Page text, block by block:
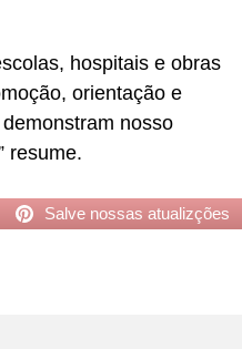
hospitais e obras
orientação e
nosso
resume.
Salve nossas atualizções